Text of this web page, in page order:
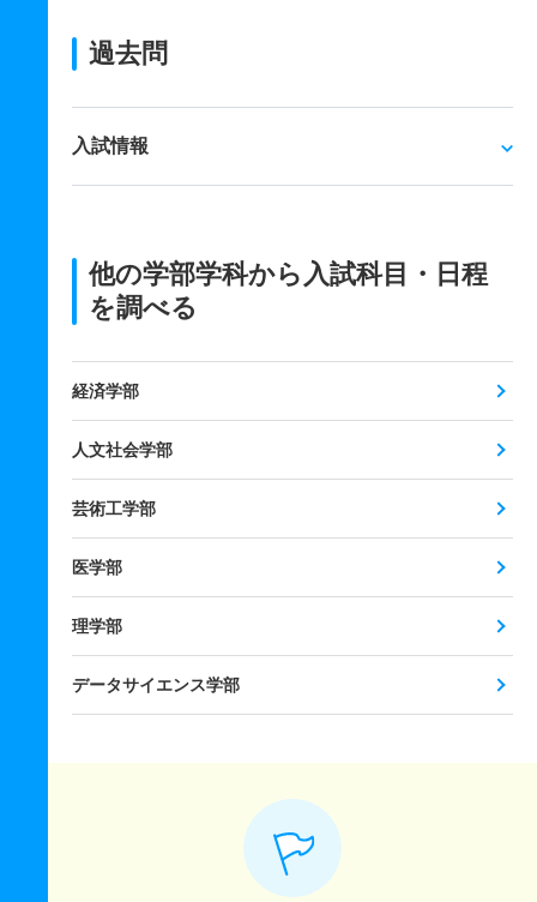
過去問
入試情報
他の学部学科から入試科目・日程
を調べる
経済学部
人文社会学部
芸術工学部
医学部
理学部
データサイエンス学部